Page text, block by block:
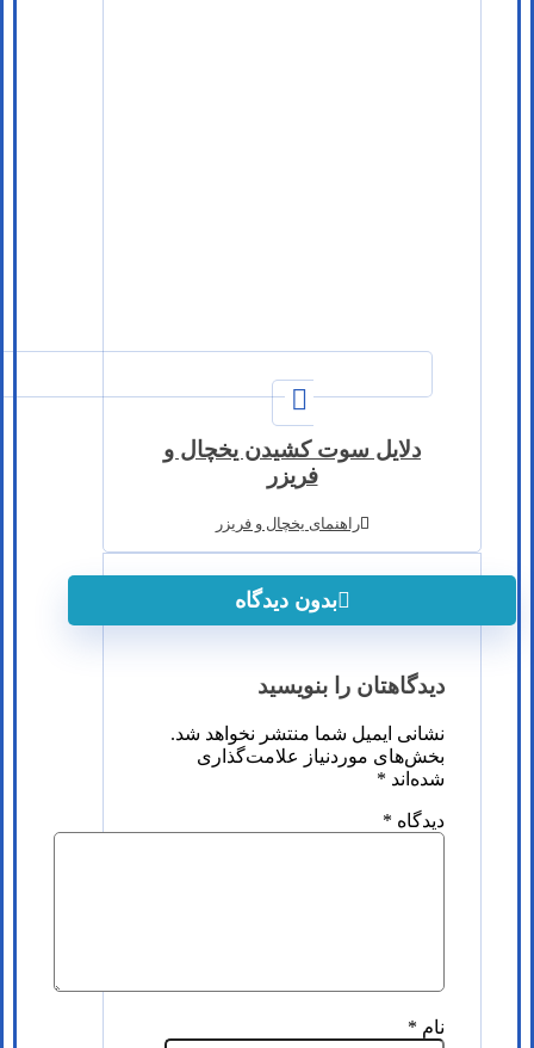
دلایل سوت کشیدن یخچال و
فریزر
راهنمای یخچال و فریزر
بدون دیدگاه
دیدگاهتان را بنویسید
نشانی ایمیل شما منتشر نخواهد شد.
بخش‌های موردنیاز علامت‌گذاری
شده‌اند *
دیدگاه *
نام *